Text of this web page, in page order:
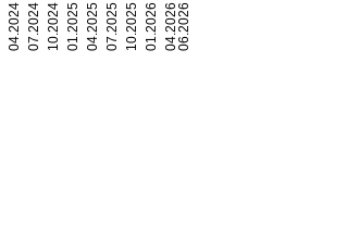
04.202407.202410.202401.202504.202507.202510.202501.202604.202606.2026